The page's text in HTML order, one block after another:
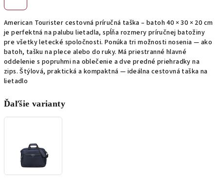
American Tourister cestovná príručná taška – batoh 40 × 30 × 20 cm
je perfektná na palubu lietadla, spĺňa rozmery príručnej batožiny
pre všetky letecké spoločnosti. Ponúka tri možnosti nosenia — ako
batoh, tašku na plece alebo do ruky. Má priestranné hlavné
oddelenie s popruhmi na oblečenie a dve predné priehradky na
zips. Štýlová, praktická a kompaktná — ideálna cestovná taška na
lietadlo
Ďaľšie varianty